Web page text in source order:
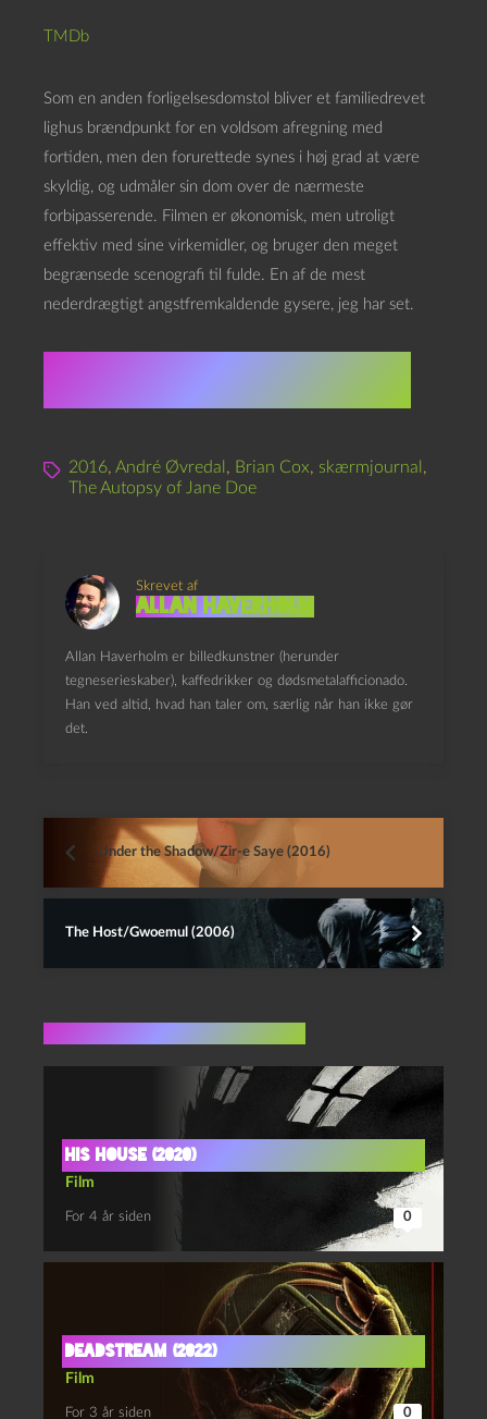
TMDb
Som en anden forligelsesdomstol bliver et familiedrevet
lighus brændpunkt for en voldsom afregning med
fortiden, men den forurettede synes i høj grad at være
skyldig, og udmåler sin dom over de nærmeste
forbipasserende. Filmen er økonomisk, men utroligt
effektiv med sine virkemidler, og bruger den meget
begrænsede scenografi til fulde. En af de mest
nederdrægtigt angstfremkaldende gysere, jeg har set.
2016, André Øvredal , Brian Cox, skærmjournal ,
The Autopsy of Jane Doe
Skrevet af
Allan Haverholm
Allan Haverholm er billedkunstner (herunder
tegneserieskaber), kaffedrikker og dødsmetalafficionado.
Han ved altid, hvad han taler om, særlig når han ikke gør
det.
Under the Shadow/Zir-e Saye (2016)
The Host/Gwoemul (2006)
His house (2020)
Film
For 4 år siden 0
Deadstream (2022)
Film
For 3 år siden 0